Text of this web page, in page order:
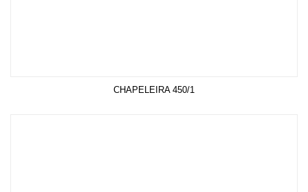
CHAPELEIRA 450/1